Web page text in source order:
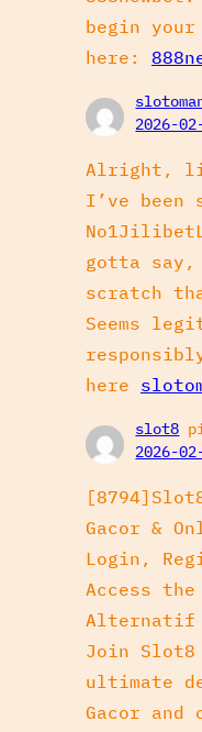
begin
here:
2026-
Alright,
I’ve been
gotta
scratch
Seems
here
slot8
2026-
Gacor &
Login,
Access
Alternatif
Join
ultimate
Gacor and